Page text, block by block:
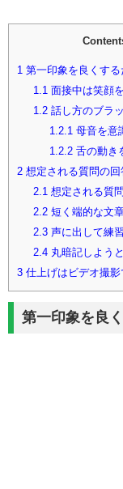
1 第一印象を良くする
1.1 面接中は笑顔
1.2話し方のブラ
1.2.1 母音を意
1.2.2舌の動き
2 想定される質問の
2.1 想定される質
2.2短く端的な文
2.3声に出して練
2.4丸暗記しよう
3 仕上げはビデオ撮影
第一印象を良